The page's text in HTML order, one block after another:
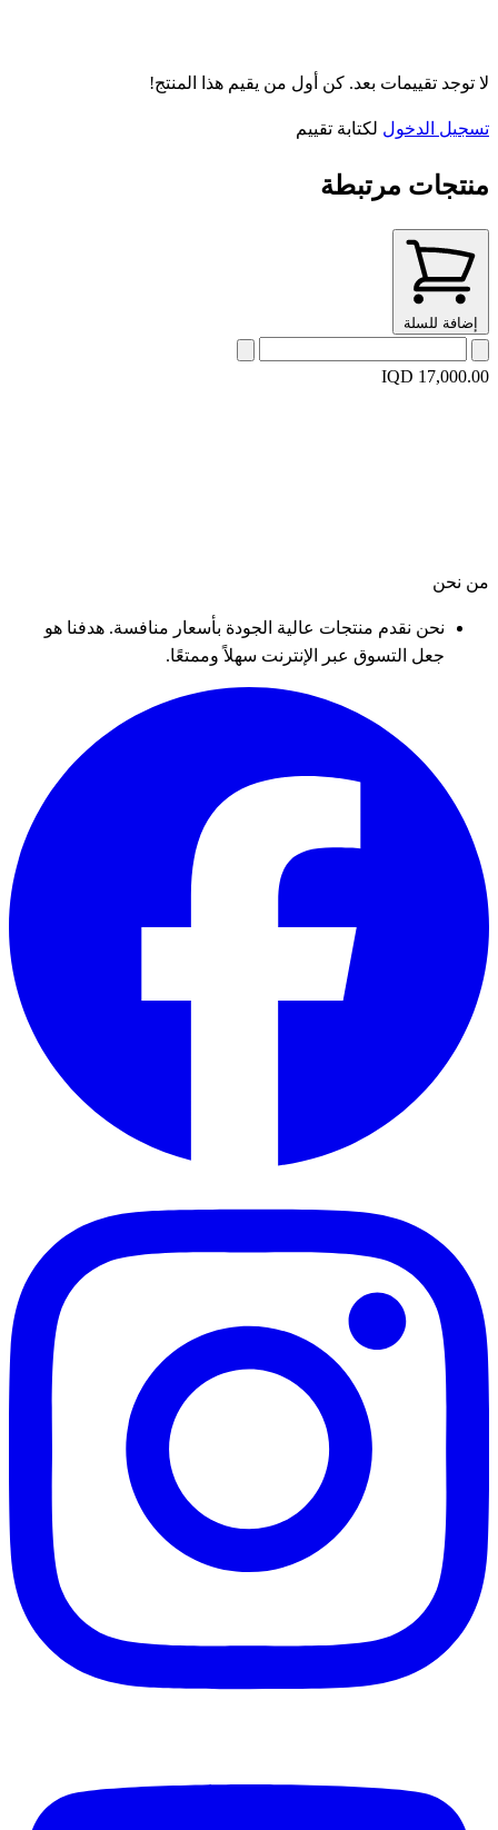
لا توجد تقييمات بعد. كن أول من يقيم هذا المنتج!
تسجيل الدخول لكتابة تقييم
منتجات مرتبطة
إضافة للسلة
IQD 17,000.00
من نحن
نحن نقدم منتجات عالية الجودة بأسعار منافسة. هدفنا هو
جعل التسوق عبر الإنترنت سهلاً وممتعًا.